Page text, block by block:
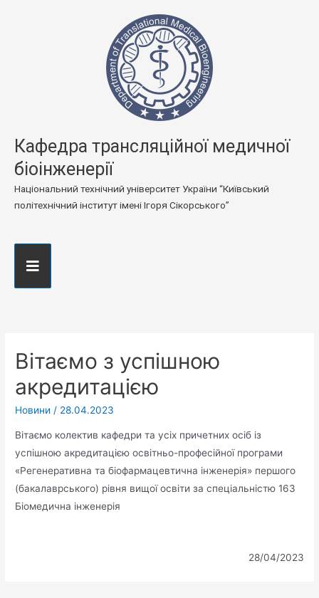
Кафедра трансляційної медичної
біоінженерії
Національний технічний університет України “Київський
політехнічний інститут імені Ігоря Сікорського”
Вітаємо з успішною
акредитацією
Новини / 28.04.2023
Вітаємо колектив кафедри та усіх причетних осіб із
успішною акредитацією освітньо-професійної програми
«Регенеративна та біофармацевтична інженерія» першого
(бакалаврського) рівня вищої освіти за спеціальністю 163
Біомедична інженерія
28/04/2023